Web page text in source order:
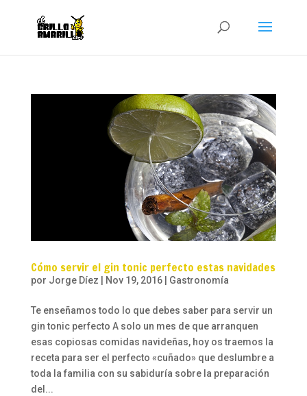
Cómo servir el gin tonic perfecto estas navidades
por Jorge Díez Nov 19, 2016| Gastronomía
Te enseñamos todo lo que debes saber para servir un
gin tonic perfecto A solo un mes de que arranquen
esas copiosas comidas navideñas, hoy os traemos la
receta para ser el perfecto «cuñado» que deslumbre a
toda la familia con su sabiduría sobre la preparación
del...